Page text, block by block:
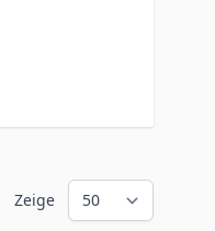
Zeige